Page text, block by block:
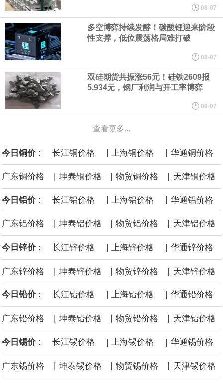
纽约期银突破64美元/盎司，日内涨3.91%。
据报道，威刚近日在法说会上表示，在需求增加、价格走高及货源
稳定的三大有利因素带动下，预期第3季度营运将优于第2季度，并
进一步扩大全年营运成果。
美国国会预算办公室（CBO）于当地时间5日发布报告称，美国海军
计划建造的15艘核动力“特朗普级”（Trump-class）战列舰，从研发
到采购的总费用可能高达2750亿美元，为美国有史以来最昂贵的水
面战舰项目之一。 根据CBO的初步估算，首舰造价约234亿美元，
后续14艘平均每艘约180亿美元。
黄金价格有望录得自今年1月以来最大单周涨幅。油价走弱为金价提
供支撑，同时投资者正等待美国非农就业数据，以寻找美国利率前
景的线索。StoneX高级分析师马特·辛普森表示，中东和平前景改善
海力士：龙仁工厂将生产高带宽内存（HBM）及其他下一代动态随
机存取存储器（DRAM）。
08-07
多空博弈持续发酵！碳酸锂迎来阶段
性支撑，低位震荡格局难打破
08-07
双硅期货共振涨56元！硅铁2609报
5,934元，钢厂利润与开工率博弈
08-07
查看更多...
今日铜价 : 长江铜价格 | 上海铜价格 | 华通铜价格
广东铜价格 | 坤泰铜价格 | 物贸铜价格 | 天津铜价格
今日铝价 : 长江铝价格 上海铝价格 华通铝价格
广东铝价格 | 坤泰铝价格 | 物贸铝价格 | 天津铝价格
今日锌价 : 长江锌价格 上海锌价格 华通锌价格
广东锌价格 | 坤泰锌价格 | 物贸锌价格 | 天津锌价格
今日铅价 : 长江铅价格 | 上海铅价格 | 华通铅价格
广东铅价格 坤泰铅价格 物贸铅价格 天津铅价格
今日锡价 : 长江锡价格 | 上海锡价格 | 华通锡价格
广东锡价格 坤泰锡价格 物贸锡价格 天津锡价格